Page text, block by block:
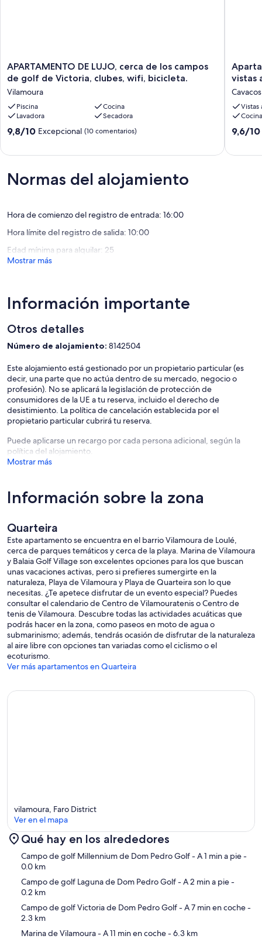
APARTAMENTO
DE
LUJO,
cerca
de
los
campos
de
clubes,
Vilamoura
APARTAMENTO DE LUJO, cerca de los campos
de golf de Victoria, clubes, wifi, bicicleta.
Vilamoura
Piscina
Cocina
Lavadora
Secadora
9.8
(10 comentarios)
9,8/10 Excepcional (10 comentarios)
de
con
piscina
y
vistas
vistas
Cavacos
Vistas
Cocina
9.6
9,6/10
Normas del alojamiento
Hora de comienzo del registro de entrada: 16:00
Hora límite del registro de salida: 10:00
Edad mínima para alquilar: 25
Mostrar más
Información importante
Otros detalles
Número de alojamiento: 8142504
Este alojamiento está gestionado por un propietario particular (es
decir, una parte que no actúa dentro de su mercado, negocio o
profesión). No se aplicará la legislación de protección de
consumidores de la UE a tu reserva, incluido el derecho de
desistimiento. La política de cancelación establecida por el
propietario particular cubrirá tu reserva.
Puede aplicarse un recargo por cada persona adicional, según la
política del alojamiento.
Mostrar más
Información sobre la zona
Quarteira
Este apartamento se encuentra en el barrio Vilamoura de Loulé,
cerca de parques temáticos y cerca de la playa. Marina de Vilamoura
y Balaia Golf Village son excelentes opciones para los que buscan
unas vacaciones activas, pero si prefieres sumergirte en la
naturaleza, Playa de Vilamoura y Playa de Quarteira son lo que
necesitas. ¿Te apetece disfrutar de un evento especial? Puedes
consultar el calendario de Centro de Vilamouratenis o Centro de
tenis de Vilamoura. Descubre todas las actividades acuáticas que
podrás hacer en la zona, como paseos en moto de agua o
submarinismo; además, tendrás ocasión de disfrutar de la naturaleza
al aire libre con opciones tan variadas como el ciclismo o el
ecoturismo.
Ver más apartamentos en Quarteira
Mapa
vilamoura, Faro District
Ver en el mapa
Qué hay en los alrededores
Campo de golf Millennium de Dom Pedro Golf- A 1 min a pie-
0.0 km
Campo de golf Laguna de Dom Pedro Golf- A 2 min a pie-
0.2 km
Campo de golf Victoria de Dom Pedro Golf- A 7 min en coche-
2.3 km
Marina de Vilamoura- A 11 min en coche- 6.3 km